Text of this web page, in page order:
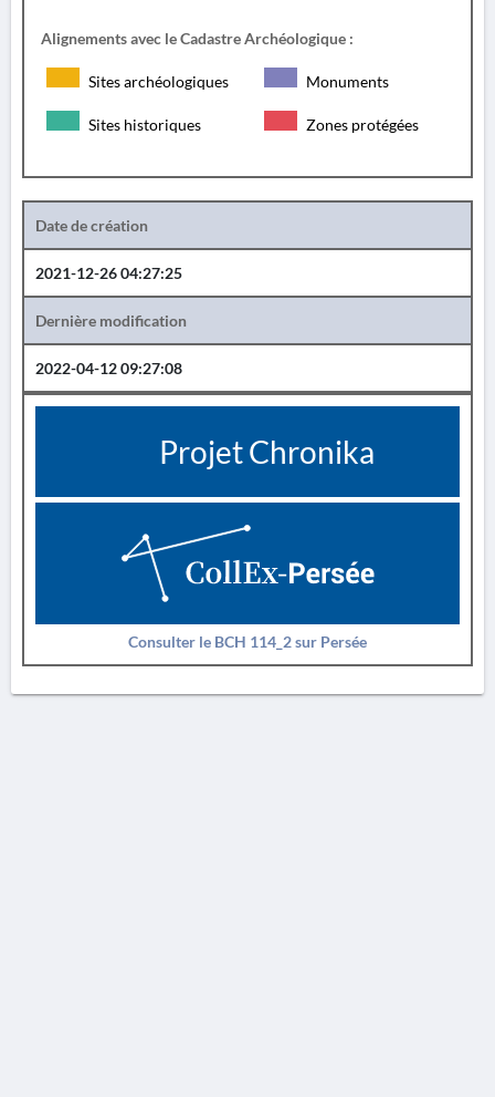
Alignements avec le Cadastre Archéologique :
Sites archéologiques Monuments
Sites historiques Zones protégées
Date de création
2021-12-26 04:27:25
Dernière modification
2022-04-12 09:27:08
Projet Chronika
Consulter le BCH 114_2 sur Persée